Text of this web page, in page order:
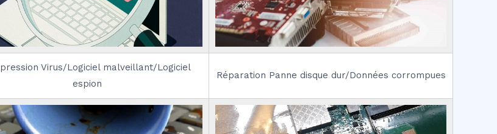
Virus/Logiciel malveillant/Logiciel
espion
Réparation Panne disque dur/Données corrompues